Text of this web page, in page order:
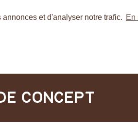
et d'analyser notre trafic. En
CONCEPT